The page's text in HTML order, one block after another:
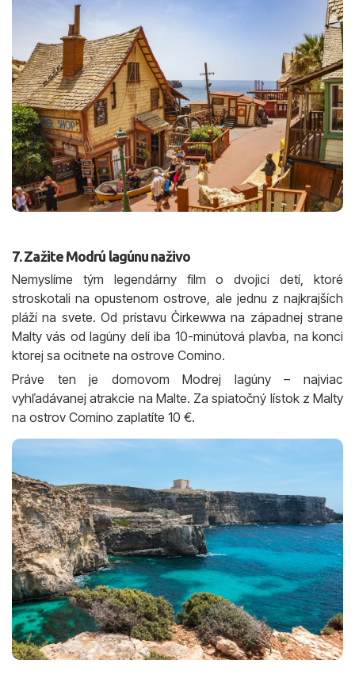
7. Zažite Modrú lagúnu naživo
Nemyslíme tým legendárny film o dvojici detí, ktoré
stroskotali na opustenom ostrove, ale jednu z najkrajších
pláží na svete. Od prístavu Ċirkewwa na západnej strane
Malty vás od lagúny delí iba 10-minútová plavba, na konci
ktorej sa ocitnete na ostrove Comino.
Práve ten je domovom Modrej lagúny – najviac
vyhľadávanej atrakcie na Malte. Za spiatočný lístok z Malty
na ostrov Comino zaplatíte 10 €.